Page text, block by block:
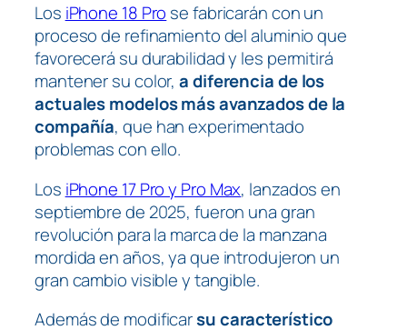
Los iPhone 18 Pro se fabricarán con un
proceso de refinamiento del aluminio que
favorecerá su durabilidad y les permitirá
mantener su color,a diferencia de los
actuales modelos más avanzados de la
compañía, que han experimentado
problemas con ello.
Los iPhone 17 Pro y Pro Max, lanzados en
septiembre de 2025, fueron una gran
revolución para la marca de la manzana
mordida en años, ya que introdujeron un
gran cambio visible y tangible.
Además de modificarsu característico